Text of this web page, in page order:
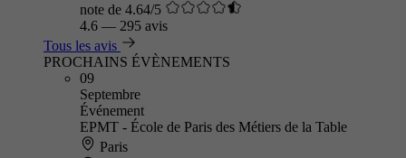
note de 4.64/5
4.6 — 295 avis
Tous les avis
PROCHAINS ÉVÈNEMENTS
09
Septembre
Événement
EPMT - École de Paris des Métiers de la Table
Paris